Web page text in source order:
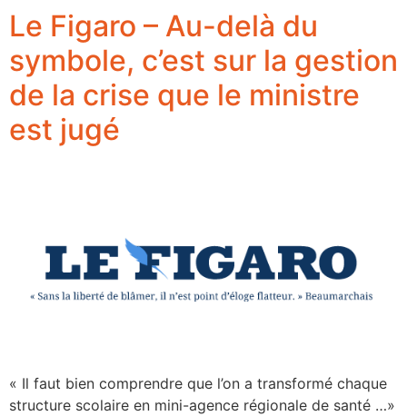
Le Figaro – Au-delà du
symbole, c’est sur la gestion
de la crise que le ministre
est jugé
« Il faut bien comprendre que l’on a transformé chaque
structure scolaire en mini-agence régionale de santé …»